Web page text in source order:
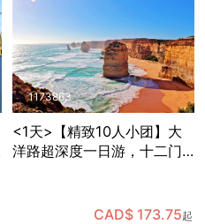
1173863
<1天>【精致10人小团】大
洋路超深度一日游，十二门
CAD$ 173.75起